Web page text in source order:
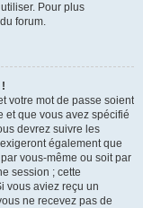
Pour plus
forum.
votre mot de passe soient
et que vous avez spécifié
devrez suivre les
également que
vous-même ou soit par
session ; cette
vous aviez reçu un
ne recevez pas de